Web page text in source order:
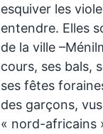
esquiver les
entendre. Elles
de la ville
cours, ses bals,
ses fêtes
des garçons,
« nord-africains